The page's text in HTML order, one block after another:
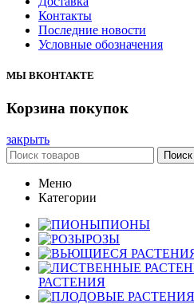
Контакты
Последние новости
Условные обозначения
МЫ ВКОНТАКТЕ
Корзина покупок
закрыть
Поиск
Меню
Категории
ПИОНЫ
РОЗЫ
РАСТЕНИЯ